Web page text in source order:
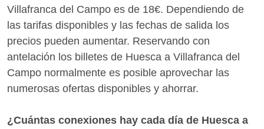
Villafranca del Campo es de 18€. Dependiendo de
las tarifas disponibles y las fechas de salida los
precios pueden aumentar. Reservando con
antelación los billetes de Huesca a Villafranca del
Campo normalmente es posible aprovechar las
numerosas ofertas disponibles y ahorrar.
¿Cuántas conexiones hay cada día de Huesca a